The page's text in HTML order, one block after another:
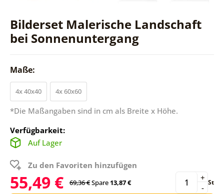
Bilderset Malerische Landschaft
bei Sonnenuntergang
Maße:
4x 40x40 4x 60x60
*Die Maßangaben sind in cm als Breite x Höhe.
Verfügbarkeit:
Auf Lager
Zu den Favoriten hinzufügen
55,49 € 69,36 €Spare13,87 € -
+ St